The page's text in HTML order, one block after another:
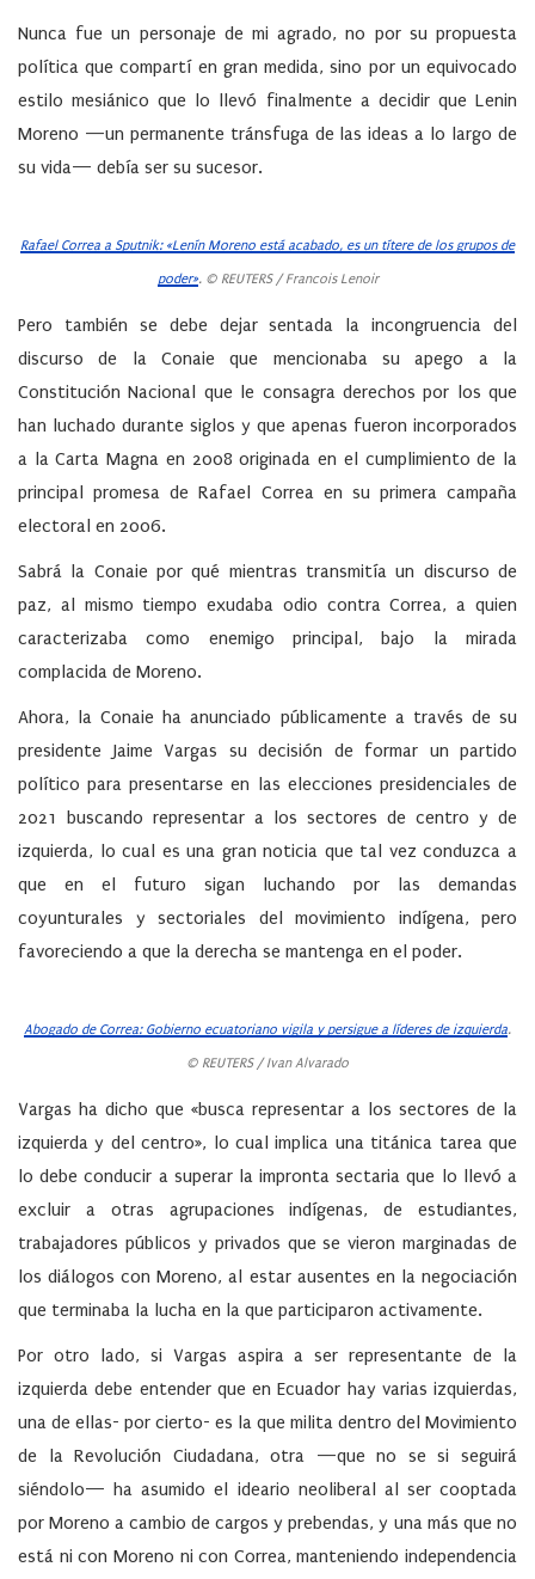
Nunca fue un personaje de mi agrado, no por su propuesta
política que compartí en gran medida, sino por un equivocado
estilo mesiánico que lo llevó finalmente a decidir que Lenin
Moreno —un permanente tránsfuga de las ideas a lo largo de
su vida— debía ser su sucesor.
Rafael Correa a Sputnik: «Lenín Moreno está acabado, es un títere de los grupos de
poder». © REUTERS / Francois Lenoir
Pero también se debe dejar sentada la incongruencia del
discurso de la Conaie que mencionaba su apego a la
Constitución Nacional que le consagra derechos por los que
han luchado durante siglos y que apenas fueron incorporados
a la Carta Magna en 2008 originada en el cumplimiento de la
principal promesa de Rafael Correa en su primera campaña
electoral en 2006.
Sabrá la Conaie por qué mientras transmitía un discurso de
paz, al mismo tiempo exudaba odio contra Correa, a quien
caracterizaba como enemigo principal, bajo la mirada
complacida de Moreno.
Ahora, laConaie ha anunciado públicamente a través de su
presidente Jaime Vargas su decisión de formar un partido
político para presentarse en las elecciones presidenciales de
2021
buscando representar a los sectores de centro y de
izquierda, lo cual es una gran noticia que tal vez conduzca a
que en el futuro sigan luchando por las demandas
coyunturales y sectoriales del movimiento indígena, pero
favoreciendo a que la derecha se mantenga en el poder.
Abogado de Correa: Gobierno ecuatoriano vigila y persigue a líderes de izquierda.
© REUTERS / Ivan Alvarado
Vargas ha dicho que «busca representar a los sectores de la
izquierda y del centro», lo cual implica una titánica tarea que
lo debe conducir a superar la impronta sectaria que lo llevó a
excluir a otras agrupaciones indígenas, de estudiantes,
trabajadores públicos y privados que se vieron marginadas de
los diálogos con Moreno, al estar ausentes en la negociación
que terminaba la lucha en la que participaron activamente.
Por otro lado, si Vargas aspira a ser representante de la
izquierda debe entender que en Ecuador hay varias izquierdas,
una de ellas- por cierto- es la que milita dentro del Movimiento
de la Revolución Ciudadana, otra —que no se si seguirá
siéndolo— ha asumido el ideario neoliberal al ser cooptada
por Moreno a cambio de cargos y prebendas, y una más que no
está ni con Moreno ni con Correa, manteniendo independencia